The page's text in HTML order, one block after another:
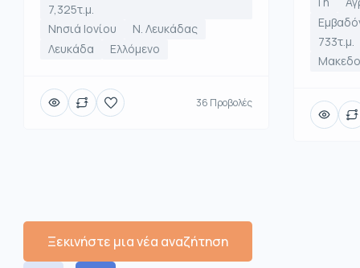
7,325τ.μ.
Νησιά Ιονίου
Ν. Λευκάδας
Λευκάδα
Ελλόμενο
36 Προβολές
733τ.μ.
Ξεκινήστε μια νέα αναζήτηση